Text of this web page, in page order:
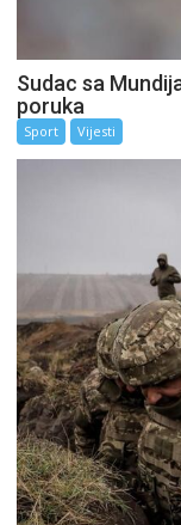
Sudac sa
poruka
Sport Vijesti